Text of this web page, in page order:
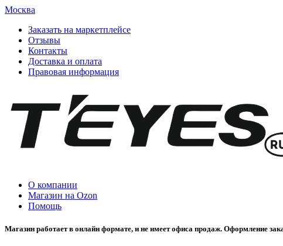
Москва
Заказать на маркетплейсе
Отзывы
Контакты
Доставка и оплата
Правовая информация
О компании
Магазин на Ozon
Помощь
Магазин работает в онлайн формате, и не имеет офиса продаж. Оформление